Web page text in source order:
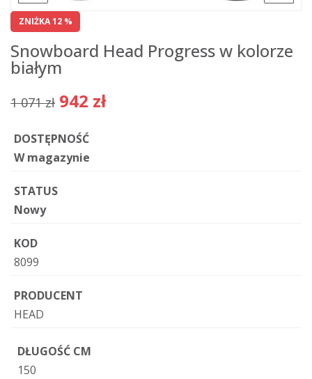
ZNIŻKA 12 %
Snowboard Head Progress w kolorze
białym
1 071 zł 942 zł
DOSTĘPNOŚĆ
W magazynie
STATUS
Nowy
KOD
8099
PRODUCENT
HEAD
DŁUGOŚĆ CM
150